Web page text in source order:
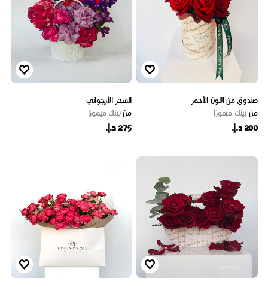
صندوق من اللون الأحمر
من بينك ميموزا
200 د.إ.
السحر الأرجواني
منبينك ميموزا
275 د.إ.